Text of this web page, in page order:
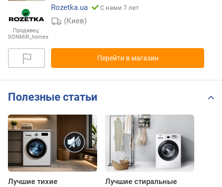
Продавец:
SONMIR_homes
Rozetka.ua
С нами 7 лет
(Киев)
Перейти в магазин
Полезные статьи
Лучшие тихие
Лучшие стиральные